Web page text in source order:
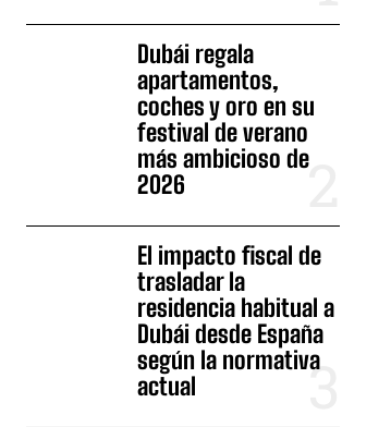
Dubái regala
apartamentos,
coches y oro en su
festival de verano
más ambicioso de
2026
El impacto fiscal de
trasladar la
residencia habitual a
Dubái desde España
según la normativa
actual